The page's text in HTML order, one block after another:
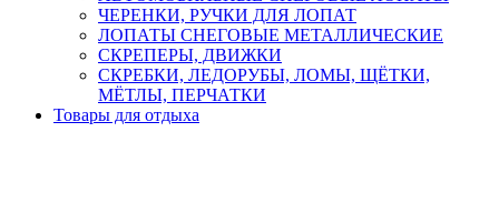
ЧЕРЕНКИ, РУЧКИ ДЛЯ ЛОПАТ
ЛОПАТЫ СНЕГОВЫЕ МЕТАЛЛИЧЕСКИЕ
СКРЕПЕРЫ, ДВИЖКИ
СКРЕБКИ, ЛЕДОРУБЫ, ЛОМЫ, ЩЁТКИ,
МЁТЛЫ, ПЕРЧАТКИ
Товары для отдыха